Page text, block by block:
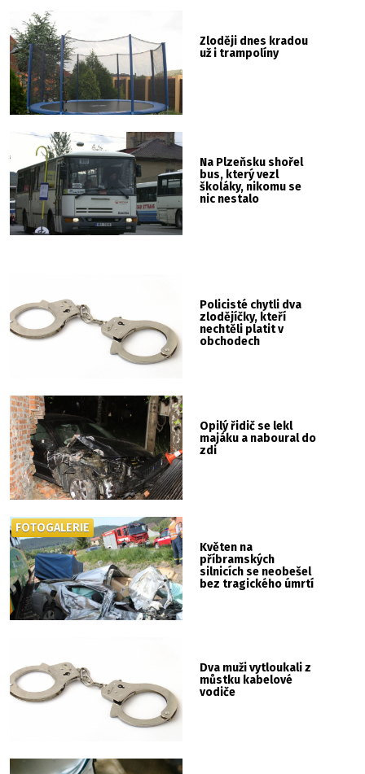
Zloději dnes kradou
už i trampolíny
Na Plzeňsku shořel
bus, který vezl
školáky, nikomu se
nic nestalo
Policisté chytli dva
zlodějíčky, kteří
nechtěli platit v
obchodech
Opilý řidič se lekl
majáku a naboural do
zdi
Květen na
příbramských
silnicích se neobešel
bez tragického úmrtí
FOTOGALERIE
Dva muži vytloukali z
můstku kabelové
vodiče